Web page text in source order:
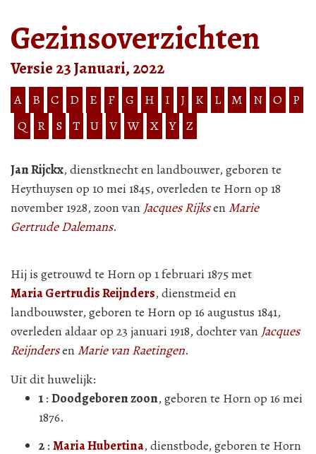
Gezinsoverzichten
Versie 23 Januari, 2022
A B C D E F G H I J K L M N O
P
Q
R S T U V W X Y Z
Jan Rijckx, dienstknecht en landbouwer, geboren te
Heythuysen op 10 mei 1845, overleden te Horn op 18
november 1928, zoon van Jacques Rijksen Marie
Gertrude Dalemans.
Hij is getrouwd te Horn op 1 februari 1875 met
Maria Gertrudis Reijnders, dienstmeid en
landbouwster, geboren te Horn op 16 augustus 1841,
overleden aldaar op 23 januari 1918, dochter van Jacques
Reijndersen Marie van Raetingen.
Uit dit huwelijk:
1 : Doodgeboren zoon, geboren te Horn op 16 mei
1876.
2 : Maria Hubertina, dienstbode, geboren te Horn